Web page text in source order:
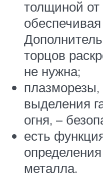
толщиной
обеспечивая
торцов
не нужна;
выделения
огня, –
есть
металла.